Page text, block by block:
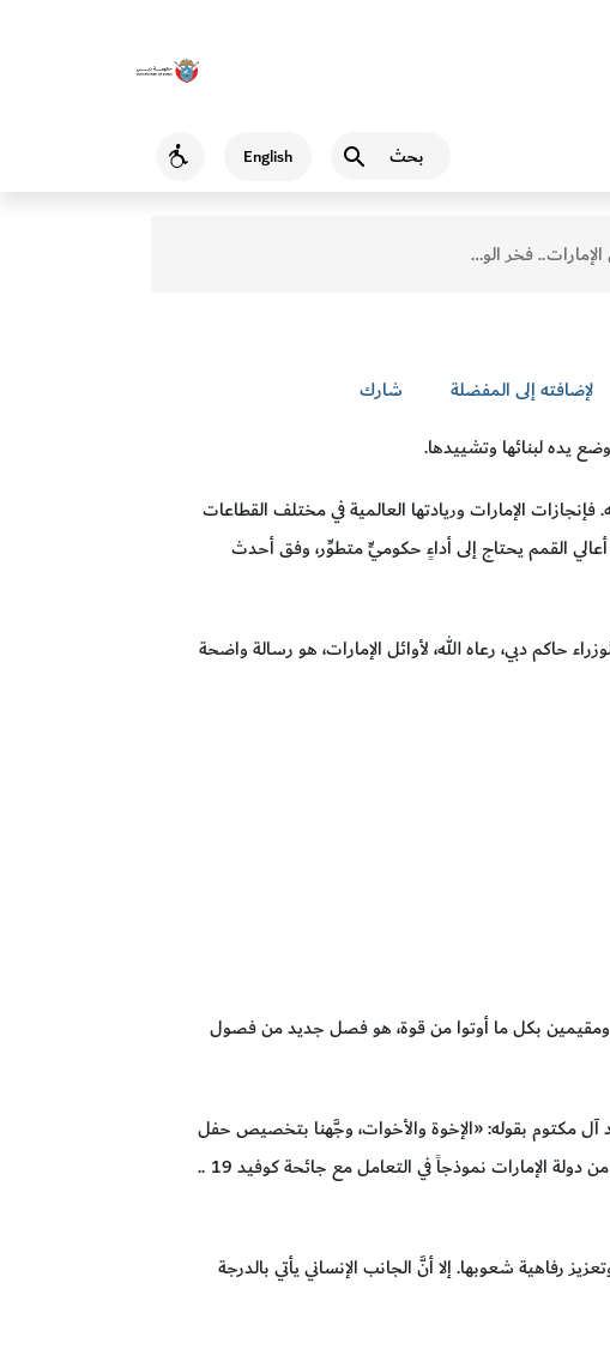
English
Accessibility
فخر الوطن
لإضافته إلى المفضلة
شارك
يده لبنائها وتشييدها.
الإمارات وريادتها العالمية في مختلف القطاعات
القمم يحتاج إلى أداءٍ حكوميٍّ متطوِّر، وفق أحدث
دبي، رعاه الله، لأوائل الإمارات، هو رسالة واضحة
ومقيمين بكل ما أوتوا من قوة، هو فصل جديد من فصول
آل مكتوم بقوله: «الإخوة والأخوات، وجَّهنا بتخصيص حفل
أوائل الإمارات هذا العام لتكريم الشخصيات والتجارب والمؤسَّسات الاستثنائية التي جعلت من دولة الإمارات نموذجاً في التعامل مع جائحة كوفيد 19 ..
رفاهية شعوبها. إلا أنَّ الجانب الإنساني يأتي بالدرجة